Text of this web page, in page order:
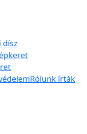
dísz
Rólunk írták